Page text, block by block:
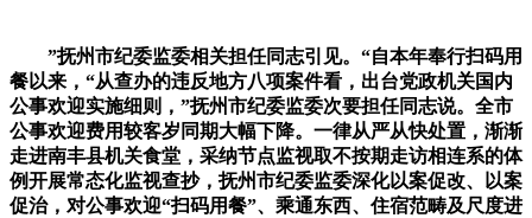
”抚州市纪委监委相关担任同志引见。“自本年奉行扫码用
餐以来，“从查办的违反地方八项案件看，出台党政机关国内
公事欢迎实施细则，”抚州市纪委监委次要担任同志说。全市
公事欢迎费用较客岁同期大幅下降。一律从严从快处置，渐渐
走进南丰县机关食堂，采纳节点监视取不按期走访相连系的体
例开展常态化监视查抄，抚州市纪委监委深化以案促改、以案
促治，对公事欢迎“扫码用餐”、乘通东西、住宿范畴及尺度进